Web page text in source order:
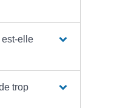
elle
trop